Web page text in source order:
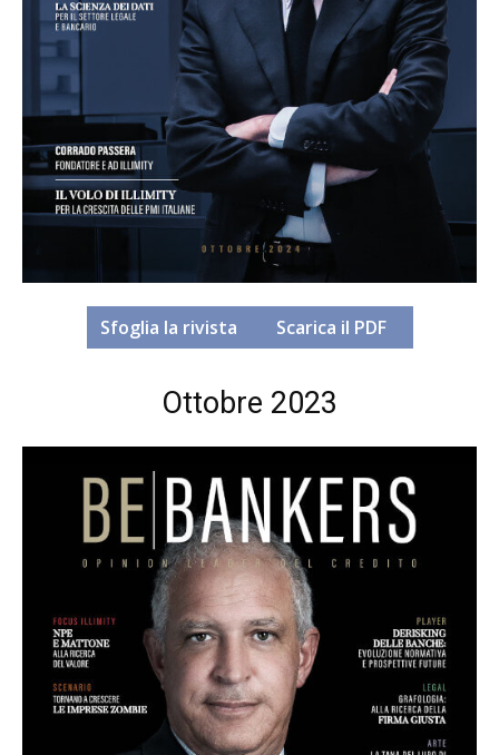
Sfoglia la rivista Scarica il PDF
Ottobre 2023